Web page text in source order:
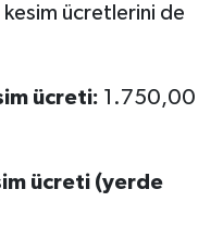
kesim ücretlerini de
ücreti: 1.750,00
ücreti (yerde